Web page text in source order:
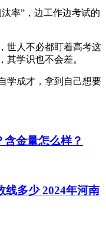
率”，边工作边考试的
世人不必都盯着高考这
其学识也不会差。
学成才，拿到自己想要
金量怎么样？
线多少 2024年河南